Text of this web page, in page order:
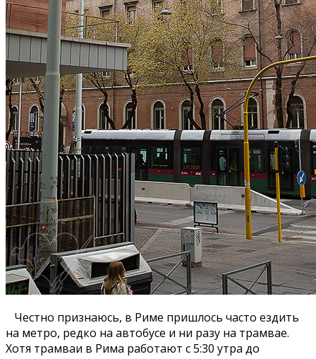
Честно признаюсь, в Риме пришлось часто ездить
на метро, редко на автобусе и ни разу на трамвае.
Хотя трамваи в Рима работают с 5:30 утра до